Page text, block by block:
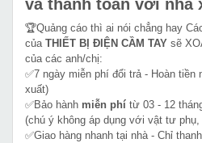
và thanh toán với nhà
🏆Quảng cáo thì ai nói chẳng hay
của THIẾT BỊ ĐIỆN CẦM TAY sẽ
của các anh/chị:
✅7 ngày miễn phí đổi trả - Hoàn tiền
xuất)
✅Bảo hành miễn phí từ 03 - 12
(chú ý không áp dụng với vật tư phụ,
✅Giao hàng nhanh tại nhà - Chỉ